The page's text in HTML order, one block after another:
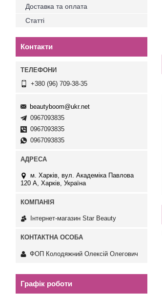
Доставка та оплата
Статті
Контакти
+380 (96) 709-38-35
beautyboom@ukr.net
0967093835
0967093835
0967093835
м. Харків, вул. Академіка Павлова
120 А, Харків, Україна
Інтернет-магазин Star Beauty
ФОП Колодяжний Олексій Олегович
Графік роботи